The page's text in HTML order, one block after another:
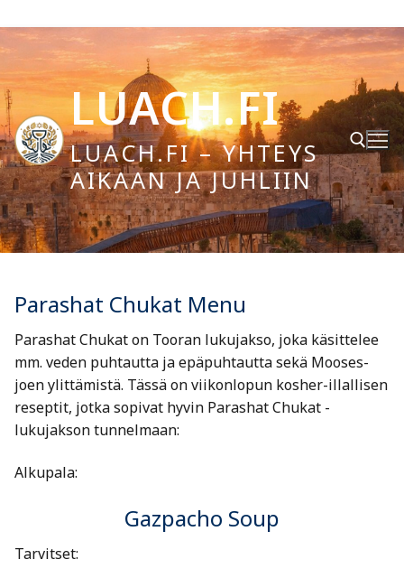
Hyppää
sisältöön
LUACH.FI
LUACH.FI – YHTEYS
AIKAAN JA JUHLIIN
Hae:
Parashat Chukat Menu
Parashat Chukat on Tooran lukujakso, joka käsittelee
mm. veden puhtautta ja epäpuhtautta sekä Mooses-
joen ylittämistä. Tässä on viikonlopun kosher-illallisen
reseptit, jotka sopivat hyvin Parashat Chukat -
lukujakson tunnelmaan:
Alkupala:
Gazpacho Soup
Tarvitset: